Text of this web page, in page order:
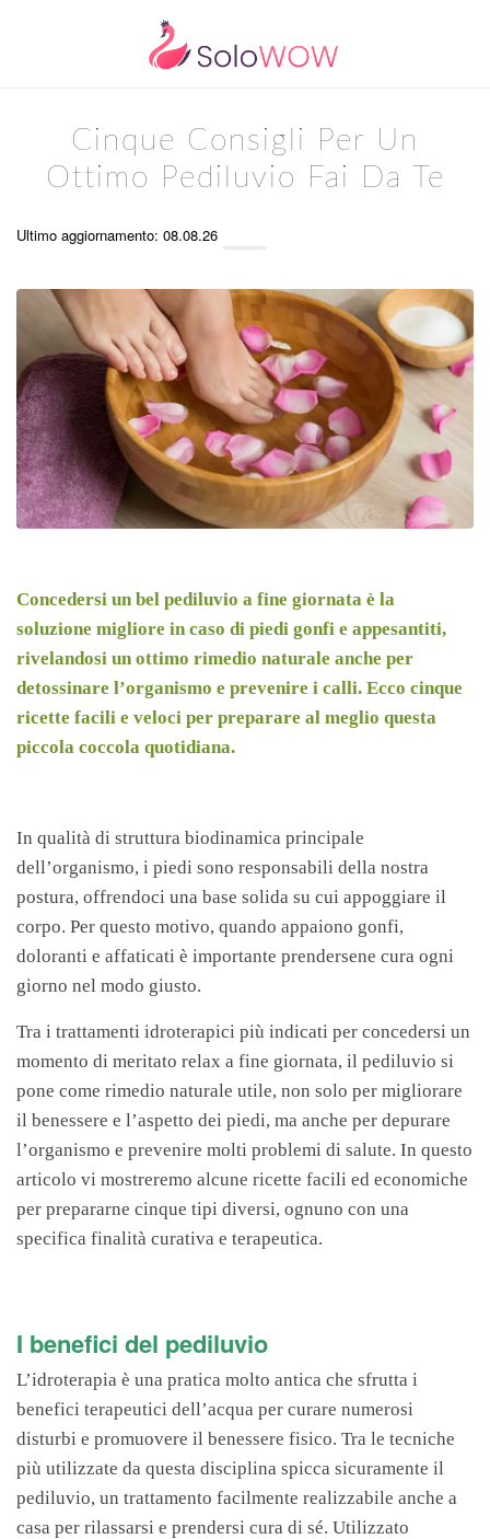
Cinque Consigli Per Un
Ottimo Pediluvio Fai Da Te
Ultimo aggiornamento: 08.08.26
Concedersi un bel pediluvio a fine giornata è la
soluzione migliore in caso di piedi gonfi e appesantiti,
rivelandosi un ottimo rimedio naturale anche per
detossinare l’organismo e prevenire i calli. Ecco cinque
ricette facili e veloci per preparare al meglio questa
piccola coccola quotidiana.
In qualità di struttura biodinamica principale
dell’organismo, i piedi sono responsabili della nostra
postura, offrendoci una base solida su cui appoggiare il
corpo. Per questo motivo, quando appaiono gonfi,
doloranti e affaticati è importante prendersene cura ogni
giorno nel modo giusto.
Tra i trattamenti idroterapici più indicati per concedersi un
momento di meritato relax a fine giornata, il pediluvio si
pone come rimedio naturale utile, non solo per migliorare
il benessere e l’aspetto dei piedi, ma anche per depurare
l’organismo e prevenire molti problemi di salute. In questo
articolo vi mostreremo alcune ricette facili ed economiche
per prepararne cinque tipi diversi, ognuno con una
specifica finalità curativa e terapeutica.
I benefici del pediluvio
L’idroterapia è una pratica molto antica che sfrutta i
benefici terapeutici dell’acqua per curare numerosi
disturbi e promuovere il benessere fisico. Tra le tecniche
più utilizzate da questa disciplina spicca sicuramente il
pediluvio, un trattamento facilmente realizzabile anche a
casa per rilassarsi e prendersi cura di sé. Utilizzato